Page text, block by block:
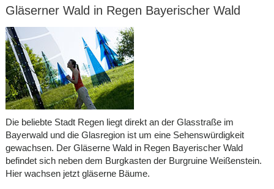
Gläserner Wald in Regen Bayerischer Wald
Die beliebte Stadt Regen liegt direkt an der Glasstraße im
Bayerwald und die Glasregion ist um eine Sehenswürdigkeit
gewachsen. Der Gläserne Wald in Regen Bayerischer Wald
befindet sich neben dem Burgkasten der Burgruine Weißenstein.
Hier wachsen jetzt gläserne Bäume.